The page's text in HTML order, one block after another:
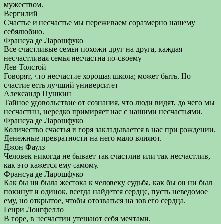
мужеством.
Вергилий
Счастье и несчастье мы переживаем соразмерно нашему
себялюбию.
Франсуа де Ларошфуко
Все счастливые семьи похожи друг на друга, каждая
несчастливая семья несчастна по-своему
Лев Толстой
Говорят, что несчастие хорошая школа; может быть. Но
счастие есть лучший университет
Александр Пушкин
Тайное удовольствие от сознания, что люди видят, до чего мы
несчастны, нередко примиряет нас с нашими несчастьями.
Франсуа де Ларошфуко
Количество счастья и горя закладывается в нас при рождении.
Денежные превратности на него мало влияют.
Джон Фаулз
Человек никогда не бывает так счастлив или так несчастлив,
как это кажется ему самому.
Франсуа де Ларошфуко
Как бы ни была жестока к человеку судьба, как бы он ни был
покинут и одинок, всегда найдется сердце, пусть неведомое
ему, но открытое, чтобы отозваться на зов его сердца.
Генри Лонгфелло
В горе, в несчастии утешают себя мечтами.